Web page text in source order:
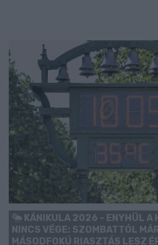
KÁNIKULA 2026 - ENYHÜL A
NINCS VÉGE: SZOMBATTÓL
MÁSODFOKÚ RIASZTÁS LESZ